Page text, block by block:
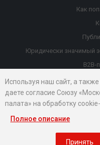
Как
Юридически значимый
B2B-
© 2026 Все права защищены.
Используя наш сайт, а
даете согласие Союзу
палата» на обработку
данных...
Полное описание
Принять